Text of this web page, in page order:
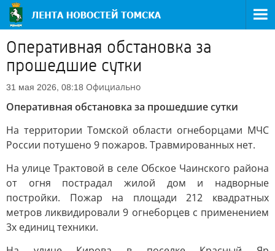
Оперативная обстановка за
прошедшие сутки
31 мая 2026, 08:18 Официально
Оперативная обстановка за прошедшие сутки
На территории Томской области огнеборцами МЧС
России потушено 9 пожаров. Травмированных нет.
На улице Трактовой в селе Обское Чаинского района
от огня пострадал жилой дом и надворные
постройки. Пожар на площади 212 квадратных
метров ликвидировали 9 огнеборцев с применением
3х единиц техники.